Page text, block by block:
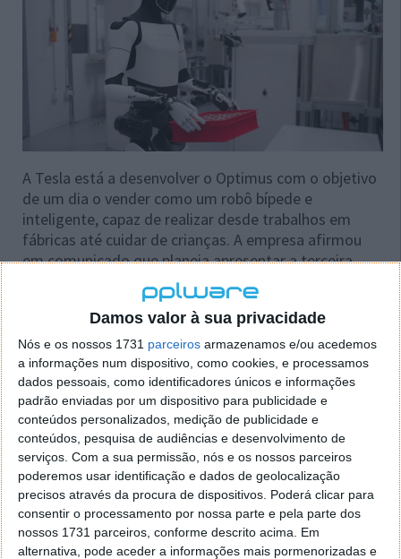
Damos valor à sua privacidade
Nós e os nossos 1731 parceiros armazenamos e/ou acedemos
a informações num dispositivo, como cookies, e processamos
dados pessoais, como identificadores únicos e informações
padrão enviadas por um dispositivo para publicidade e
conteúdos personalizados, medição de publicidade e
conteúdos, pesquisa de audiências e desenvolvimento de
serviços. Com a sua permissão, nós e os nossos parceiros
poderemos usar identificação e dados de geolocalização
precisos através da procura de dispositivos. Poderá clicar para
consentir o processamento por nossa parte e pela parte dos
nossos 1731 parceiros, conforme descrito acima. Em
alternativa, pode aceder a informações mais pormenorizadas e
A Tesla está a desenvolver o Optimus com o objetivo
de um dia o vender como um robô bípede e
inteligente, capaz de realizar desde trabalhos em
fábricas até cuidar de crianças. A empresa afirmou
em comunicado que planeia apresentar a terceira
geração do Optimus este trimestre, o seu “primeiro
modelo concebido para produção em massa”.
Musk disse na conferência telefónica que a Tesla
está a substituir a sua linha de produção dos Model S
e Model X em Fremont “por uma linha de produção
do Optimus com capacidade para 1 milhão de
unidades por ano”. “Como se trata de uma cadeia de
abastecimento completamente nova”, disse Musk,
“não há praticamente nada da cadeia de
abastecimento existente no Optimus”. A Tesla espera
aumentar o número de funcionários na fábrica de
Fremont, acrescentou Musk, “e aumentar
significativamente a produção”.